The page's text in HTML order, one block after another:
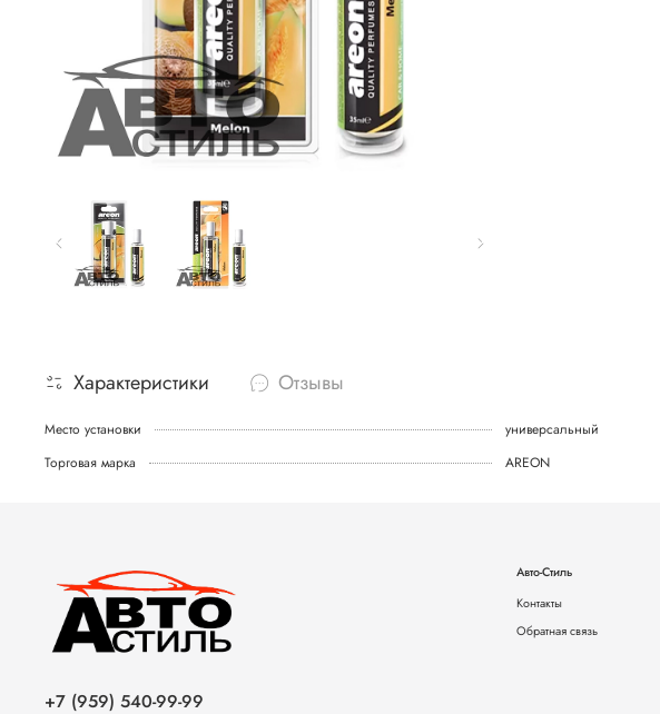
Характеристики Отзывы
Место установки универсальный
Торговая марка
AREON
Авто-Стиль
Контакты
Обратная связь
+7 (959) 540-99-99